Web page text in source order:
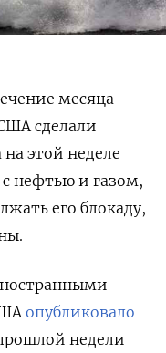
месяца
сделали
этой неделе
нефтью и газом,
его блокаду,
опубликовало
недели